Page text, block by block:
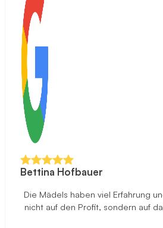
Bettina Hofbauer
Die Mädels haben viel Erfahrung
nicht auf den Profit, sondern auf